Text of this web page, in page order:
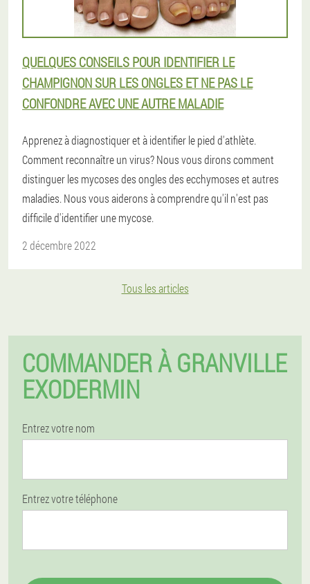
QUELQUES CONSEILS POUR IDENTIFIER LE
CHAMPIGNON SUR LES ONGLES ET NE PAS LE
CONFONDRE AVEC UNE AUTRE MALADIE
Apprenez à diagnostiquer et à identifier le pied d'athlète.
Comment reconnaître un virus? Nous vous dirons comment
distinguer les mycoses des ongles des ecchymoses et autres
maladies. Nous vous aiderons à comprendre qu'il n'est pas
difficile d'identifier une mycose.
2 décembre 2022
Tous les articles
COMMANDER À GRANVILLE
EXODERMIN
Entrez votre nom
Entrez votre téléphone